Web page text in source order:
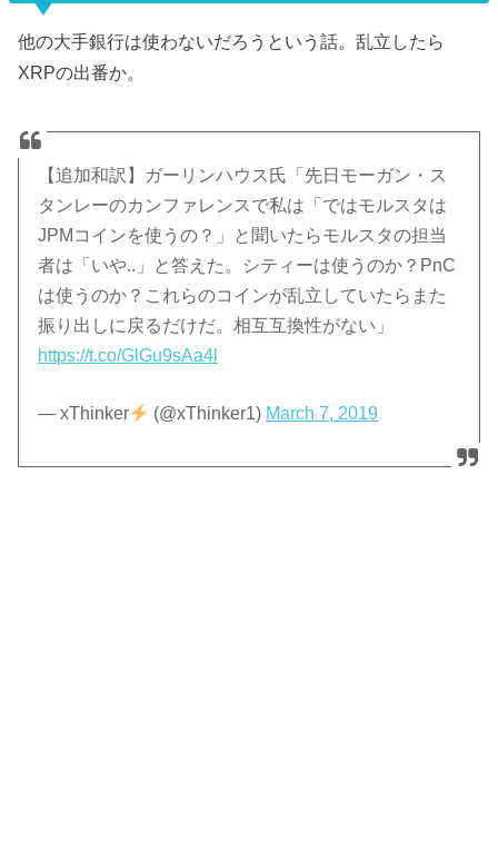
他の大手銀行は使わないだろうという話。乱立したら
XRPの出番か。
【追加和訳】ガーリンハウス氏「先日モーガン・ス
タンレーのカンファレンスで私は「ではモルスタは
JPMコインを使うの？」と聞いたらモルスタの担当
者は「いや..」と答えた。シティーは使うのか？PnC
は使うのか？これらのコインが乱立していたらまた
振り出しに戻るだけだ。相互互換性がない」
https://t.co/GlGu9sAa4l
— xThinker (@xThinker1) March 7, 2019